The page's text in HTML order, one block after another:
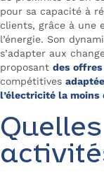
pour sa capacité à
clients, grâce à une
l’énergie. Son
s’adapter aux
proposant des offres
compétitives
l’électricité la moins